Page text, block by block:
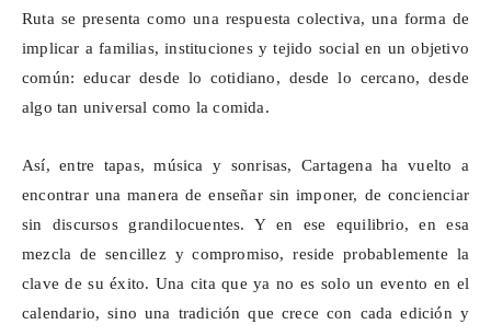
Ruta se presenta como una respuesta colectiva, una forma de
implicar a familias, instituciones y tejido social en un objetivo
común: educar desde lo cotidiano, desde lo cercano, desde
algo tan universal como la comida.
Así, entre tapas, música y sonrisas, Cartagena ha vuelto a
encontrar una manera de enseñar sin imponer, de concienciar
sin discursos grandilocuentes. Y en ese equilibrio, en esa
mezcla de sencillez y compromiso, reside probablemente la
clave de su éxito. Una cita que ya no es solo un evento en el
calendario, sino una tradición que crece con cada edición y